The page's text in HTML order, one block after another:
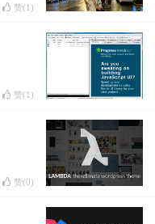
赞(1 )
赞(1 )
赞(0)